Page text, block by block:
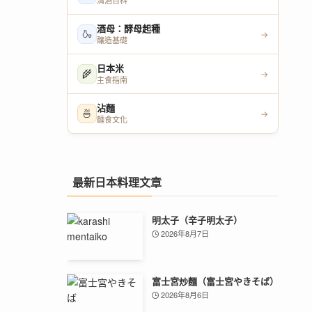
🍶 酒母：酵母起種
釀造基礎
→
🌾 日本米
主食指南
→
🍜 沾麵
麵食文化
→
最新日本料理文章
明太子（辛子明太子）
2026年8月7日
富士宮炒麵（富士宮やきそば）
2026年8月6日